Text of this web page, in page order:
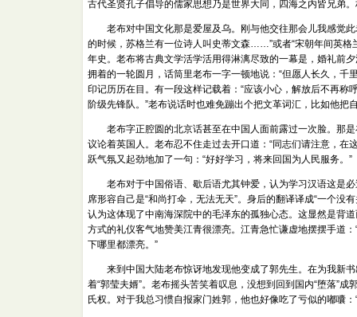
古代圣贤孔子倡导的儒家思想乃是世界大同，四海之内皆兄弟
老布对中国文化那是爱屋及乌。刚与他交往那会儿我感觉此
的时候，苏格兰有一位诗人叫史蒂文森……”或者“宋朝年间英
年史。老布将古典文学活学活用得淋漓尽致的一幕是，婚礼前
拥着的一轮圆月，话筒里老布一字一顿地说：“但愿人长久，
印记历历在目。有一段这样记载着：“应该小心，解放后不再
阶级先锋队。”老布说话时也难免蹦出个把文革词汇，比如他把
老布字正腔圆的北京话甚至在中国人面前露过一次脸。那是
议论着英国人。老布忍不住走过去开口道：“同志们请注意，
跃气氛又起劲地加了一句：“好好学习，将来回国为人民服务。”
老布对于中国俗语、歇后语尤其钟爱，认为学习汉语这是必
席形容自己是“和尚打伞，无法无天”。身后的翻译译成“一个没
认为这体现了中南海深院中的毛泽东的孤独心态。这显然是背
方式的礼仪客气地赞美江青很漂亮。江青急忙谦虚地摆摆手道
下哪里都漂亮。”
来到中国大陆老布惊讶地发现他变成了郭先生。在为我新书
着“郭莹夫婿”。老布摇头苦笑着叹息，没想到回到国内“堕落”
氏权。对于我总习惯自报家门姓郭，他也好像吃了亏似的嘟囔：